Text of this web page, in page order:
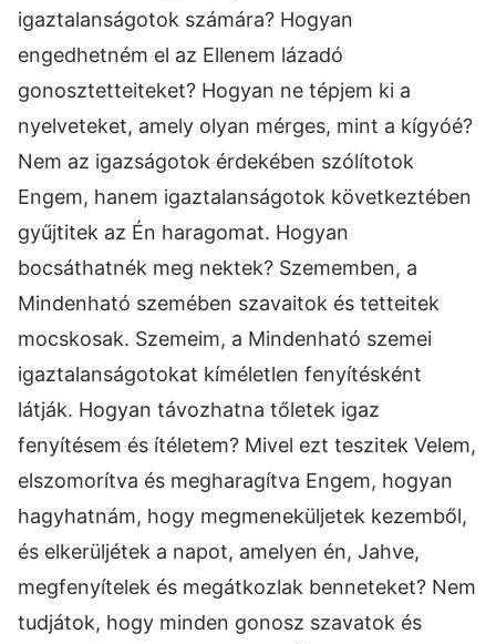
igaztalanságotok számára? Hogyan
engedhetném el az Ellenem lázadó
gonosztetteiteket? Hogyan ne tépjem ki a
nyelveteket, amely olyan mérges, mint a kígyóé?
Nem az igazságotok érdekében szólítotok
Engem, hanem igaztalanságotok következtében
gyűjtitek az Én haragomat. Hogyan
bocsáthatnék meg nektek? Szememben, a
Mindenható szemében szavaitok és tetteitek
mocskosak. Szemeim, a Mindenható szemei
igaztalanságotokat kíméletlen fenyítésként
látják. Hogyan távozhatna tőletek igaz
fenyítésem és ítéletem? Mivel ezt teszitek Velem,
elszomorítva és megharagítva Engem, hogyan
hagyhatnám, hogy megmeneküljetek kezemből,
és elkerüljétek a napot, amelyen én, Jahve,
megfenyítelek és megátkozlak benneteket? Nem
tudjátok, hogy minden gonosz szavatok és